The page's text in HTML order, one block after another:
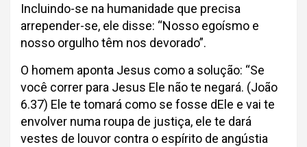
Incluindo-se na humanidade que precisa
arrepender-se, ele disse: “Nosso egoísmo e
nosso orgulho têm nos devorado”.
O homem aponta Jesus como a solução: “Se
você correr para Jesus Ele não te negará. (João
6.37) Ele te tomará como se fosse dEle e vai te
envolver numa roupa de justiça, ele te dará
vestes de louvor contra o espírito de angústia